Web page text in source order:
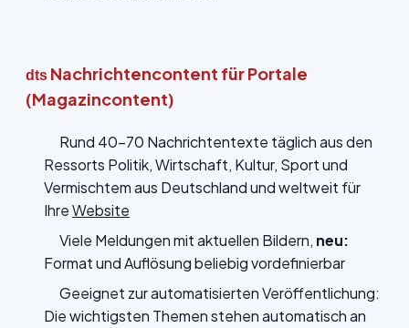
dts Nachrichtencontent für Portale
(Magazincontent)
Rund 40-70 Nachrichtentexte täglich aus den
Ressorts Politik, Wirtschaft, Kultur, Sport und
Vermischtem aus Deutschland und weltweit für
IhreWebsite
Viele Meldungen mit aktuellen Bildern, neu:
Format und Auflösung beliebig vordefinierbar
Geeignet zur automatisierten Veröffentlichung:
Die wichtigsten Themen stehen automatisch an